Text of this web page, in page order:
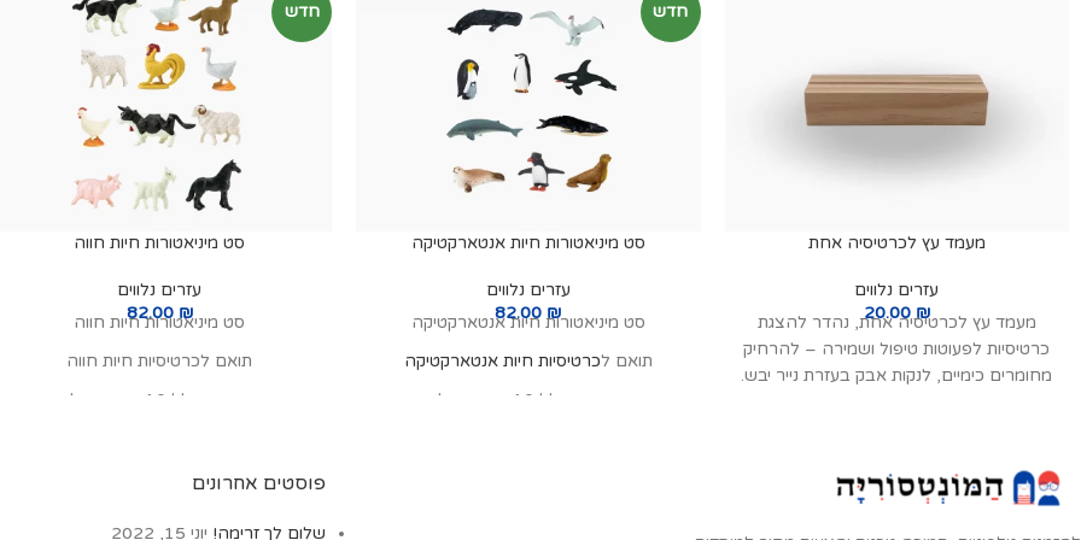
מעמד עץ לכרטיסיה אחת
עזרים נלווים
20.00₪
מעמד עץ לכרטיסיה אחת, נהדר להצגת
כרטיסיות לפעוטות טיפול ושמירה – להרחיק
מחומרים כימיים, לנקות אבק בעזרת נייר יבש.
חדש
סט מיניאטורות חיות אנטארקטיקה
עזרים נלווים
82.00₪
סט מיניאטורות חיות אנטארקטיקה
תואם לכרטיסיות חיות אנטארקטיקה
סט זה כולל 10 דגמים של:
חדש
סט מיניאטורות חיות חווה
עזרים נלווים
82.00₪
סט מיניאטורות חיות חווה
תואם לכרטיסיות חיות חווה
סט זה כולל 10 דגמים של:
פוסטים אחרונים
שלום לך זרימה! יוני 15, 2022